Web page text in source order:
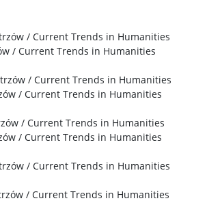
/ Current Trends in Humanities
/ Current Trends in Humanities
/ Current Trends in Humanities
/ Current Trends in Humanities
/ Current Trends in Humanities
/ Current Trends in Humanities
/ Current Trends in Humanities
/ Current Trends in Humanities